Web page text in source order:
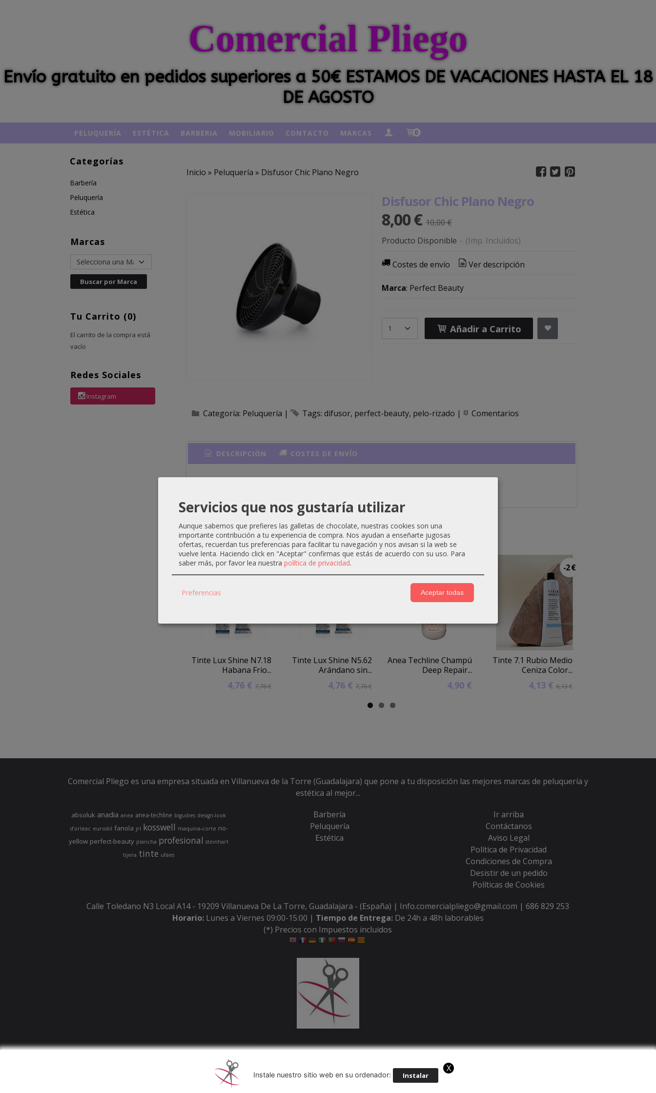
Comercial Pliego
Envío gratuito en pedidos superiores a 50€ ESTAMOS DE VACACIONES HASTA EL 18
DE AGOSTO
PELUQUERÍA ESTÉTICA BARBERIA MOBILIARIO CONTACTO MARCAS 0
Categorías
Barbería
Peluquería
Estética
Marcas
Tu Carrito (0)
El carrito de la compra está
vacío
Redes Sociales
Instagram
Inicio » Peluquería » Disfusor Chic Plano Negro
Disfusor Chic Plano Negro
8,00 € 10,00 €
Producto Disponible - (Imp. Incluidos)
Costes de envío Ver descripción
Marca: Perfect Beauty
Añadir a Carrito
Categoría: Peluquería | Tags: difusor perfect-beauty pelo-rizado | Comentarios
DESCRIPCIÓN COSTES DE ENVÍO
Productos Relacionados
-3 €
Tinte Lux Shine N7.18
Habana Frio...
4,76 €7,76 €
Tinte Lux Shine N5.62
Arándano sin...
4,76 € 7,76 €
Anea Techline Champú
Deep Repair...
4,90 €
-2 €
Tinte 7.1 Rubio Medio
Ceniza Color...
4,13 € 6,13 €
Comercial Pliego es una empresa situada en Villanueva de la Torre (Guadalajara) que pone a tu disposición las mejores marcas de peluquería y
estética al mejor...
absoluk anadia anea anea-techline bigudies design-look
d’orleac eurostil fanola jrl kosswell maquina-corte no-
yellow perfect-beauty plancha profesional steinhart
tijera tinte ufaes
Barbería
Peluquería
Estética
Ir arriba
Contáctanos
Aviso Legal
Política de Privacidad
Condiciones de Compra
Desistir de un pedido
Políticas de Cookies
Calle Toledano N3 Local A14 - 19209 Villanueva De La Torre, Guadalajara - (España) | Info.comercialpliego@gmail.com |686 829 253
Horario: Lunes a Viernes 09:00-15:00 | Tiempo de Entrega: De 24h a 48h laborables
(*) Precios con Impuestos incluidos
Instale nuestro sitio web en su ordenador: Instalar
X
Servicios que nos gustaría utilizar
Aunque sabemos que prefieres las galletas de chocolate, nuestras cookies son una
importante contribución a tu experiencia de compra. Nos ayudan a enseñarte jugosas
ofertas, recuerdan tus preferencias para facilitar tu navegación y nos avisan si la web se
vuelve lenta. Haciendo click en "Aceptar" confirmas que estás de acuerdo con su uso. Para
saber más, por favor lea nuestra política de privacidad.
Preferencias Aceptar todas